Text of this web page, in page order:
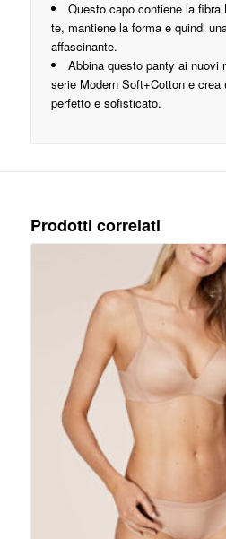
Questo capo contiene la
te, mantiene la forma e quindi
affascinante.
Abbina questo panty ai nuovi
serie Modern Soft+Cotton e
perfetto e sofisticato.
Prodotti correlati